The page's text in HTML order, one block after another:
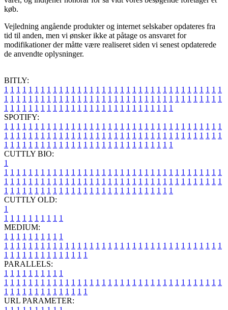
køb.
Vejledning angående produkter og internet selskaber opdateres fra
tid til anden, men vi ønsker ikke at påtage os ansvaret for
modifikationer der måtte være realiseret siden vi senest opdaterede
de anvendte oplysninger.
BITLY:
1 1 1 1 1 1 1 1 1 1 1 1 1 1 1 1 1 1 1 1 1 1 1 1 1 1 1 1 1 1 1 1 1 1 1 1
1 1 1 1 1 1 1 1 1 1 1 1 1 1 1 1 1 1 1 1 1 1 1 1 1 1 1 1 1 1 1 1 1 1 1 1
1 1 1 1 1 1 1 1 1 1 1 1 1 1 1 1 1 1 1 1 1 1 1 1 1 1 1 1
SPOTIFY:
1 1 1 1 1 1 1 1 1 1 1 1 1 1 1 1 1 1 1 1 1 1 1 1 1 1 1 1 1 1 1 1 1 1 1 1
1 1 1 1 1 1 1 1 1 1 1 1 1 1 1 1 1 1 1 1 1 1 1 1 1 1 1 1 1 1 1 1 1 1 1 1
1 1 1 1 1 1 1 1 1 1 1 1 1 1 1 1 1 1 1 1 1 1 1 1 1 1 1 1
CUTTLY BIO:
1
1 1 1 1 1 1 1 1 1 1 1 1 1 1 1 1 1 1 1 1 1 1 1 1 1 1 1 1 1 1 1 1 1 1 1 1
1 1 1 1 1 1 1 1 1 1 1 1 1 1 1 1 1 1 1 1 1 1 1 1 1 1 1 1 1 1 1 1 1 1 1 1
1 1 1 1 1 1 1 1 1 1 1 1 1 1 1 1 1 1 1 1 1 1 1 1 1 1 1 1
CUTTLY OLD:
1
1 1 1 1 1 1 1 1 1 1
MEDIUM:
1 1 1 1 1 1 1 1 1 1
1 1 1 1 1 1 1 1 1 1 1 1 1 1 1 1 1 1 1 1 1 1 1 1 1 1 1 1 1 1 1 1 1 1 1 1
1 1 1 1 1 1 1 1 1 1 1 1 1 1
PARALLELS:
1 1 1 1 1 1 1 1 1 1
1 1 1 1 1 1 1 1 1 1 1 1 1 1 1 1 1 1 1 1 1 1 1 1 1 1 1 1 1 1 1 1 1 1 1 1
1 1 1 1 1 1 1 1 1 1 1 1 1 1
URL PARAMETER: